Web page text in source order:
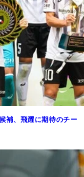
補、飛躍に期待のチー